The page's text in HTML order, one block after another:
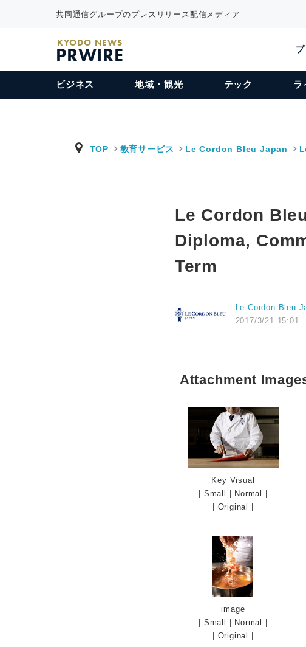
共同通信グループのプレスリリース配信メディア
KYODO NEWS
PRWIRE
ビジネス 地域・観光 テック ラ
TOP 教育サービス Le Cordon Bleu Japan
Le Cordon
Diploma,
Term
Le Cordon Bleu
2017/3/21 15:01
Attachment
Key Visual
Small Normal
Original
image
Small Normal
Original